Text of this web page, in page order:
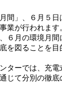
」、６月５日
業が行われます
６月の環境月間
を図ることを
ターでは、充電
じて分別の徹底